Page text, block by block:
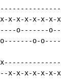
x-x-x-x-x-x-x-
o-------
o-
x-x-x-x-x-x-x-